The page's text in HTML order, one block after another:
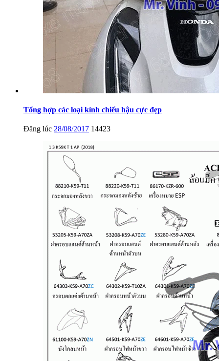
Tổng hợp các loại kính chiếu hậu cực đẹp
Đăng lúc 28/08/2017 14423